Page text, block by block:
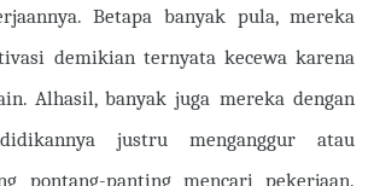
Betapa banyak pula, mereka
demikian ternyata kecewa karena
Alhasil, banyak juga mereka dengan
justru menganggur atau
pontang-panting mencari pekerjaan.